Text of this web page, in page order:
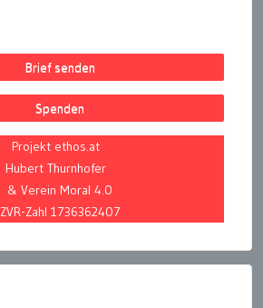
Brief senden
Spenden
Projekt ethos.at
Hubert Thurnhofer
& Verein Moral 4.0
ZVR-Zahl 1736362407